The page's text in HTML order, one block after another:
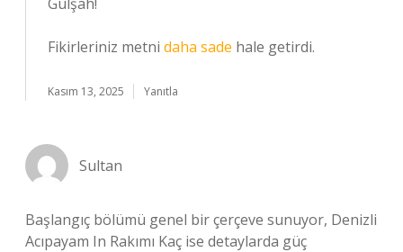
Fikirleriniz metni daha sade hale getirdi.
Kasım 13, 2025 Yanıtla
Sultan
Başlangıç bölümü genel bir çerçeve sunuyor, Denizli
Acıpayam In Rakımı Kaç ise detaylarda güç